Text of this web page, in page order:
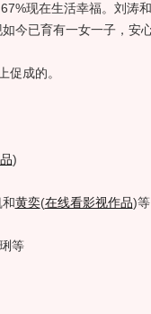
现在生活幸福。刘涛
今已育有一女一子，安
成的。
)
黄奕(在线看影视作品)等
等